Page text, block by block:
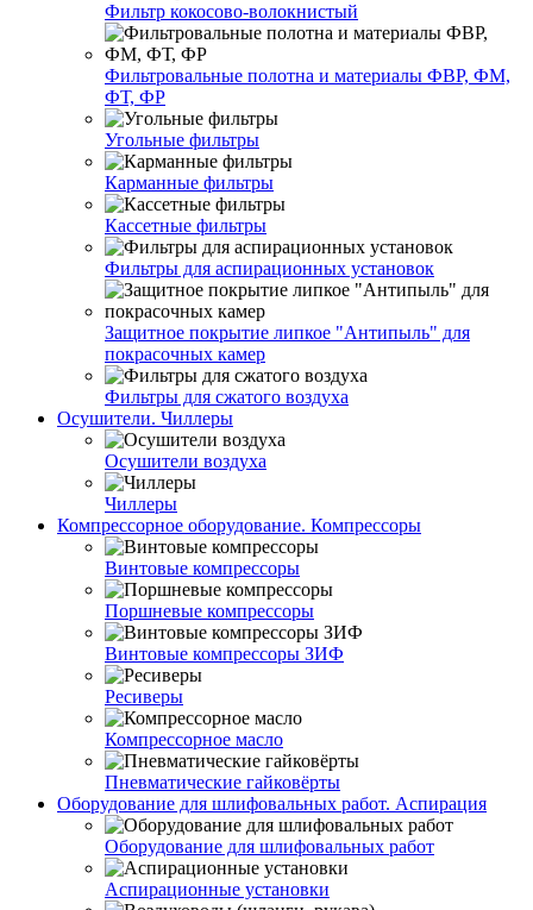
Фильтр кокосово-волокнистый
Фильтровальные полотна и материалы ФВР, ФМ,
ФТ, ФР
Угольные фильтры
Карманные фильтры
Кассетные фильтры
Фильтры для аспирационных установок
Защитное покрытие липкое "Антипыль" для
покрасочных камер
Фильтры для сжатого воздуха
Осушители. Чиллеры
Осушители воздуха
Чиллеры
Компрессорное оборудование. Компрессоры
Винтовые компрессоры
Поршневые компрессоры
Винтовые компрессоры ЗИФ
Ресиверы
Компрессорное масло
Пневматические гайковёрты
Оборудование для шлифовальных работ. Аспирация
Оборудование для шлифовальных работ
Аспирационные установки